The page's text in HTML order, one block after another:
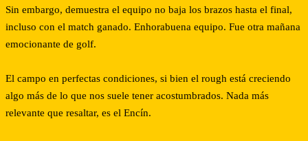
Sin embargo, demuestra el equipo no baja los brazos hasta el final,
incluso con el match ganado. Enhorabuena equipo. Fue otra mañana
emocionante de golf.
El campo en perfectas condiciones, si bien el rough está creciendo
algo más de lo que nos suele tener acostumbrados. Nada más
relevante que resaltar, es el Encín.